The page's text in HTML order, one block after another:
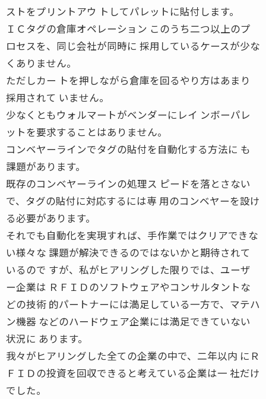
ストをプリントアウ トしてパレットに貼付します。
ＩＣタグの倉庫オペレーション このうち二つ以上のプ
ロセスを、同じ会社が同時に 採用しているケースが少な
くありません。
ただしカー トを押しながら倉庫を回るやり方はあまり
採用されて いません。
少なくともウォルマートがベンダーにレイ ンボーパレ
ットを要求することはありません。
コンベヤーラインでタグの貼付を自動化する方法に も
課題があります。
既存のコンベヤーラインの処理ス ピードを落とさない
で、タグの貼付に対応するには専 用のコンベヤーを設け
る必要があります。
それでも自動化を実現すれば、手作業ではクリアできな
い様々な 課題が解決できるのではないかと期待されて
いるので すが、私がヒアリングした限りでは、ユーザ
ー企業は ＲＦＩＤのソフトウェアやコンサルタントな
どの技術 的パートナーには満足している一方で、マテハ
ン機器 などのハードウェア企業には満足できていない
状況に あります。
我々がヒアリングした全ての企業の中で、二年以内 にＲ
ＦＩＤの投資を回収できると考えている企業は一 社だけ
でした。